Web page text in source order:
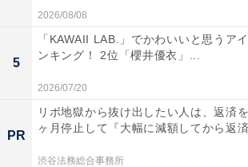
特徴的な振り付けの「首振りダンス」
多く投稿され、2023年4月には
『THE FIRST TAKE』で楽曲を披露し
一気にブレークすることになり、見事
白歌合戦』にも出場を達成。2024年1
『オトナブルー』のミュージックビデ
突破するなど、さらに人気を加速させ
2026/08/08
5
「KAWAII LAB.」でかわいいと思うア
ンキング！ 2位「櫻井優衣」...
2026/07/20
PR
リボ地獄から抜け出したい人は、返済
ヶ月停止して『大幅に減額してから返済
渋谷法務総合事務所